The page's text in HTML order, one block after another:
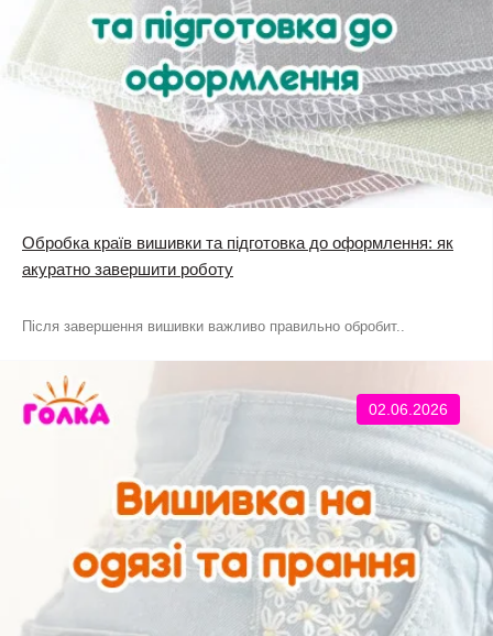
Обробка країв вишивки та підготовка до оформлення: як
акуратно завершити роботу
Після завершення вишивки важливо правильно обробит..
02.06.2026